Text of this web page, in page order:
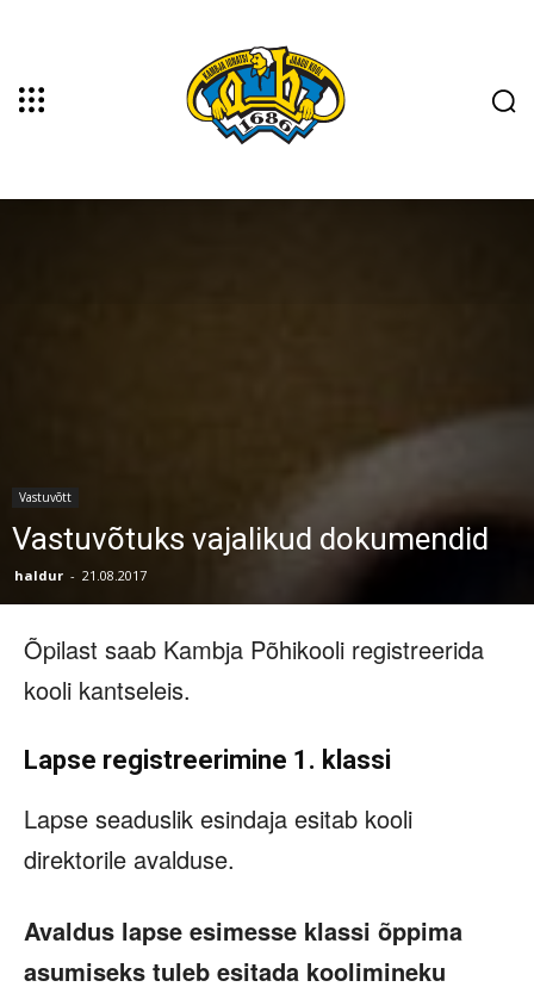
Vastuvõtt
Vastuvõtuks vajalikud dokumendid
haldur - 21.08.2017
Õpilast saab Kambja Põhikooli registreerida
kooli kantseleis.
Lapse registreerimine 1. klassi
Lapse seaduslik esindaja esitab kooli
direktorile avalduse.
Avaldus lapse esimesse klassi õppima
asumiseks tuleb esitada koolimineku